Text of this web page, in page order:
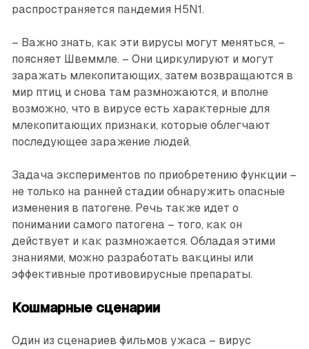
распространяется пандемия H5N1.
– Важно знать, как эти вирусы могут меняться, –
поясняет Швеммле. – Они циркулируют и могут
заражать млекопитающих, затем возвращаются в
мир птиц и снова там размножаются, и вполне
возможно, что в вирусе есть характерные для
млекопитающих признаки, которые облегчают
последующее заражение людей.
Задача экспериментов по приобретению функции –
не только на ранней стадии обнаружить опасные
изменения в патогене. Речь также идет о
понимании самого патогена – того, как он
действует и как размножается. Обладая этими
знаниями, можно разработать вакцины или
эффективные противовирусные препараты.
Кошмарные сценарии
Один из сценариев фильмов ужаса – вирус